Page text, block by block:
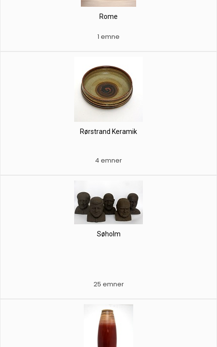
Rome
1 emne
Rørstrand Keramik
4 emner
Søholm
25 emner